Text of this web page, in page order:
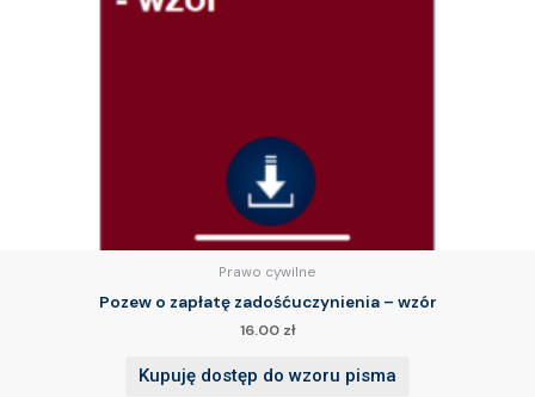
Prawo cywilne
Pozew o zapłatę zadośćuczynienia – wzór
16.00 zł
Kupuję dostęp do wzoru pisma